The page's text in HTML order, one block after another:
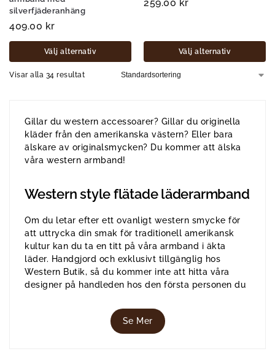
silverfjäderanhäng
409.00 kr
Välj alternativ
259.00 kr
Välj alternativ
Visar alla 34 resultat
Gillar du western accessoarer? Gillar du originella
kläder från den amerikanska västern? Eller bara
älskare av originalsmycken? Du kommer att älska
våra western armband!
Western style flätade läderarmband
Om du letar efter ett ovanligt western smycke för
att uttrycka din smak för traditionell amerikansk
kultur kan du ta en titt på våra armband i äkta
läder. Handgjord och exklusivt tillgänglig hos
Western Butik, så du kommer inte att hitta våra
designer på handleden hos den första personen du
Våra western läderarmband är utan tvekan de mest
populära western smyckena i vår butik. De här
Se Mer